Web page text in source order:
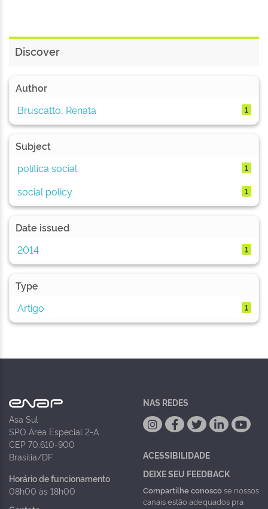
Discover
Author
Bruscatto, Renata
1
Subject
política social
1
social policy 1
Date issued
2014
1
Type
Artigo
1
Asa Sul
SPO Área Especial 2-A
CEP 70.610-900
Brasília/DF
Horário de funcionamento
08h00 às 18h00
NAS REDES
ACESSIBILIDADE
DEIXE SEU FEEDBACK
Compartilhe conoscose nossos
canais estão adequados pra